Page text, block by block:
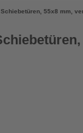
55x8 mm,